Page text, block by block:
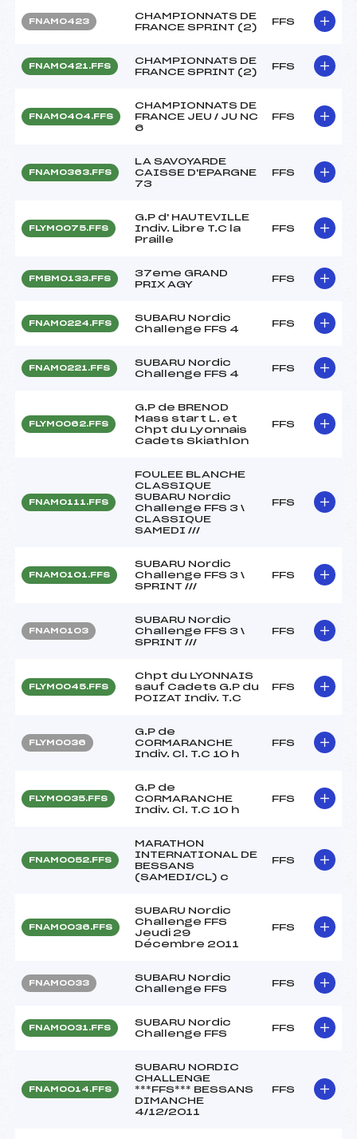
FNAM0423
CHAMPIONNATS DE
FRANCE SPRINT (2)
FFS
FNAM0421.FFS
CHAMPIONNATS DE
FRANCE SPRINT (2)
FFS
FNAM0404.FFS
CHAMPIONNATS DE
FRANCE JEU / JU NC
6
FFS
FNAM0363.FFS
LA SAVOYARDE
CAISSE D'EPARGNE
73
FFS
FLYM0075.FFS
G.P d' HAUTEVILLE
Indiv. Libre T.C la
Praille
FFS
FMBM0133.FFS
37eme GRAND
PRIX AGY
FFS
FNAM0224.FFS
SUBARU Nordic
Challenge FFS 4
FFS
FNAM0221.FFS
SUBARU Nordic
Challenge FFS 4
FFS
FLYM0062.FFS
G.P de BRENOD
Mass start L. et
Chpt du Lyonnais
Cadets Skiathlon
FFS
FNAM0111.FFS
FOULEE BLANCHE
CLASSIQUE
SUBARU Nordic
Challenge FFS 3 \
CLASSIQUE
SAMEDI ///
FFS
FNAM0101.FFS
SUBARU Nordic
Challenge FFS 3 \
SPRINT ///
FFS
FNAM0103
SUBARU Nordic
Challenge FFS 3 \
SPRINT ///
FFS
FLYM0045.FFS
Chpt du LYONNAIS
sauf Cadets G.P du
POIZAT Indiv. T.C
FFS
FLYM0036
G.P de
CORMARANCHE
Indiv. Cl. T.C 10 h
FFS
FLYM0035.FFS
G.P de
CORMARANCHE
Indiv. Cl. T.C 10 h
FFS
FNAM0052.FFS
MARATHON
INTERNATIONAL DE
BESSANS
(SAMEDI/CL) c
FFS
FNAM0036.FFS
SUBARU Nordic
Challenge FFS
Jeudi 29
Décembre 2011
FFS
FNAM0033
SUBARU Nordic
Challenge FFS
FFS
FNAM0031.FFS
SUBARU Nordic
Challenge FFS
FFS
FNAM0014.FFS
SUBARU NORDIC
CHALLENGE
***FFS*** BESSANS
DIMANCHE
4/12/2011
FFS